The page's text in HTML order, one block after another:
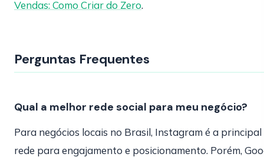
Vendas: Como Criar do Zero.
Perguntas Frequentes
Qual a melhor rede social para meu negócio?
Para negócios locais no Brasil, Instagram é a principal
rede para engajamento e posicionamento. Porém,